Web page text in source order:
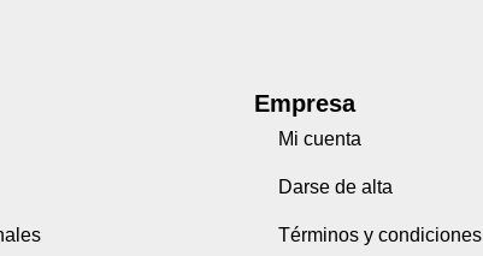
Empresa
Mi cuenta
Darse de alta
Términos y condiciones